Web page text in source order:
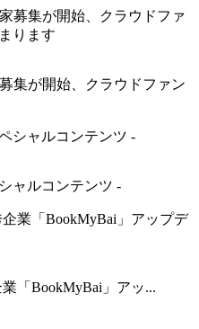
集が開始、クラウドファン
ャルコンテンツ -
「BookMyBai」アッ...